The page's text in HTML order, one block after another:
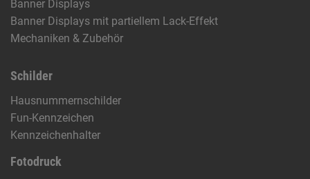
Banner Displays
Banner Displays mit partiellem Lack-Effekt
Mechaniken & Zubehör
Schilder
Hausnummernschilder
Fun-Kennzeichen
Kennzeichenhalter
Fotodruck